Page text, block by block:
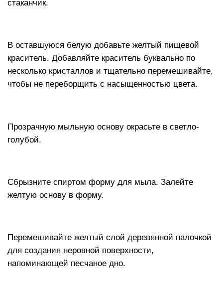
стаканчик.
В оставшуюся белую добавьте желтый пищевой
краситель. Добавляйте краситель буквально по
несколько кристаллов и тщательно перемешивайте,
чтобы не переборщить с насыщенностью цвета.
Прозрачную мыльную основу окрасьте в светло-
голубой.
Сбрызните спиртом форму для мыла. Залейте
желтую основу в форму.
Перемешивайте желтый слой деревянной палочкой
для создания неровной поверхности,
напоминающей песчаное дно.